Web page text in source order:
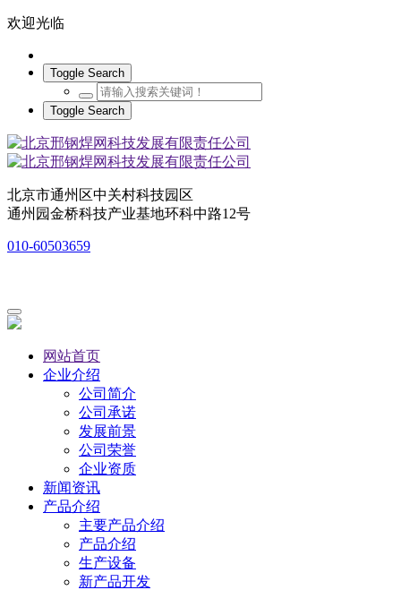
欢迎光临
Toggle Search
Toggle Search
北京市通州区中关村科技园区
通州园金桥科技产业基地环科中路12号
010-60503659
网站首页
企业介绍
公司简介
公司承诺
发展前景
公司荣誉
企业资质
新闻资讯
产品介绍
主要产品介绍
产品介绍
生产设备
新产品开发